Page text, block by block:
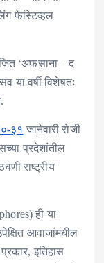
फेस्टिव्हल
‘अफसाना – द
या वर्षी विशेषतः
३१ जानेवारी रोजी
प्रदेशांतील
राष्ट्रीय
ही या
आवाजांमधील
इतिहास